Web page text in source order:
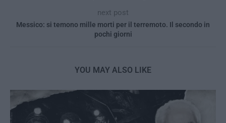
next post
Messico: si temono mille morti per il terremoto. Il secondo in
pochi giorni
YOU MAY ALSO LIKE